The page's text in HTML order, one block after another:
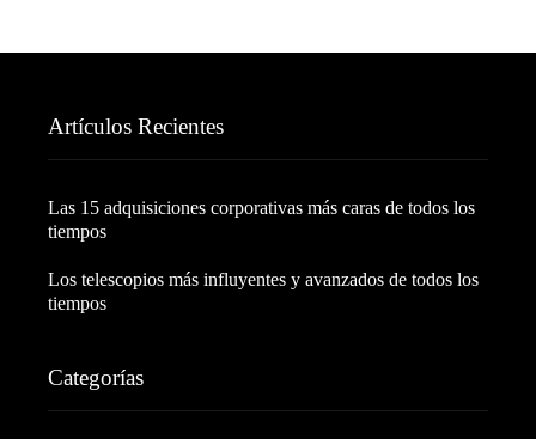
Artículos Recientes
Las 15 adquisiciones corporativas más caras de todos los
tiempos
Los telescopios más influyentes y avanzados de todos los
tiempos
Categorías